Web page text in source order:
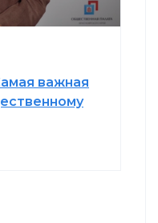
важная